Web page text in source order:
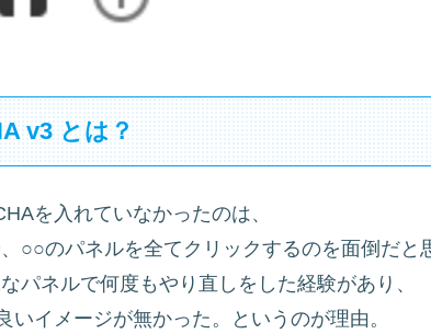
v3 とは？
を入れていなかったのは、
○○のパネルを全てクリックするのを面倒だと
パネルで何度もやり直しをした経験があり、
いイメージが無かった。というのが理由。